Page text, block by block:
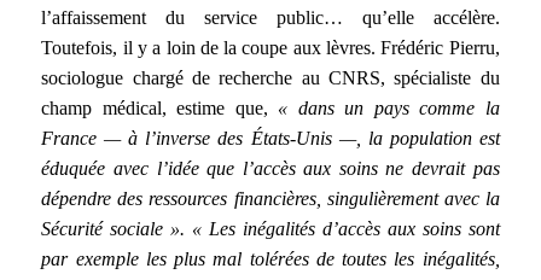
l’affaissement du service public… qu’elle accélère.
Toutefois, il y a loin de la coupe aux lèvres. Frédéric Pierru,
sociologue chargé de recherche au CNRS, spécialiste du
champ médical, estime que, « dans un pays comme la
France — à l’inverse des États-Unis —, la population est
éduquée avec l’idée que l’accès aux soins ne devrait pas
dépendre des ressources financières, singulièrement avec la
Sécurité sociale ». « Les inégalités d’accès aux soins sont
par exemple les plus mal tolérées de toutes les inégalités,